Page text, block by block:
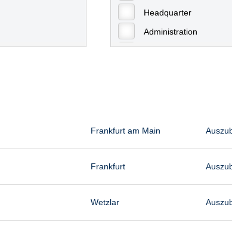
Headquarter
Administration
Sonstiges
Vertrieb
Frankfurt am Main
Frankfurt
Wetzlar